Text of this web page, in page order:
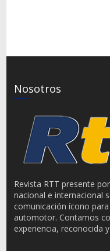
Nosotros
Revista RTT presente
nacional e internacional
comunicación ícono
automotor. Contamos
experiencia, reconocida